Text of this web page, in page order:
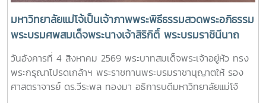
มหาวิทยาลัยแม่โจ้เป็นเจ้าภาพพระพิธีธรรมสวดพระอภิธรรม
พระบรมศพสมเด็จพระนางเจ้าสิริกิติ์ พระบรมราชินีนาถ
พระบรมราชชนนีพันปีหลวง พร้อมเข้ากราบถวายบังคม
พระศพ สมเด็จพระเจ้าลูกเธอ เจ้าฟ้าพัชรกิติยาภา นเรนทิ
ราเทพยวดี กรมหลวงราชสาริณีสิริพัชร มหาวัชรราชธิดา
วันอังคารที่ 4 สิงหาคม 2569 พระบาทสมเด็จพระเจ้าอยู่หัว ทรง
พระกรุณาโปรดเกล้าฯ พระราชทานพระบรมราชานุญาตให้ รอง
ศาสตราจารย์ ดร.วีระพล ทองมา อธิการบดีมหาวิทยาลัยแม่โจ้